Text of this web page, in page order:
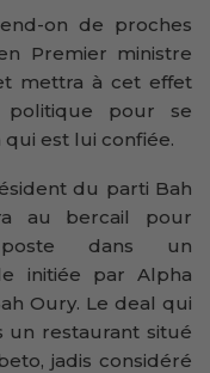
on de proches
Premier ministre
mettra à cet effet
pour se
est lui confiée.
du parti Bah
au bercail pour
dans un
initiée par Alpha
Oury. Le deal qui
un restaurant situé
jadis considéré